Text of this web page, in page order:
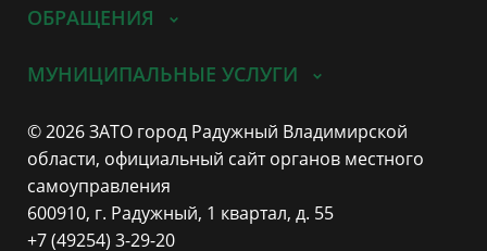
ОБРАЩЕНИЯ
МУНИЦИПАЛЬНЫЕ УСЛУГИ
© 2026 ЗАТО город Радужный Владимирской
области, официальный сайт органов местного
самоуправления
600910, г. Радужный, 1 квартал, д. 55
+7 (49254) 3-29-20